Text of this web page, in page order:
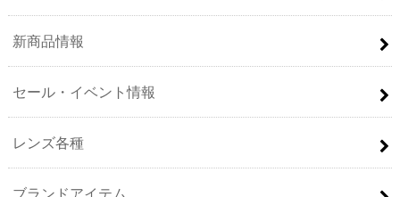
新商品情報
セール・イベント情報
レンズ各種
ブランドアイテム